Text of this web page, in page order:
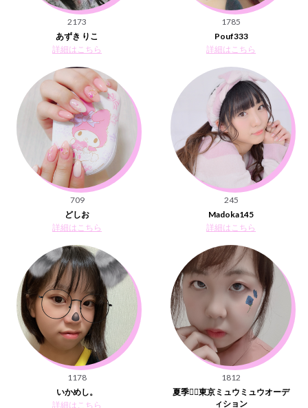
2173
あずき りこ
詳細はこちら
1785
Pouf333
詳細はこちら
709
どしお
詳細はこちら
245
Madoka145
詳細はこちら
1178
いかめし。
詳細はこちら
1812
夏季👯‍♀️東京ミュウミュウオーデ
ィション